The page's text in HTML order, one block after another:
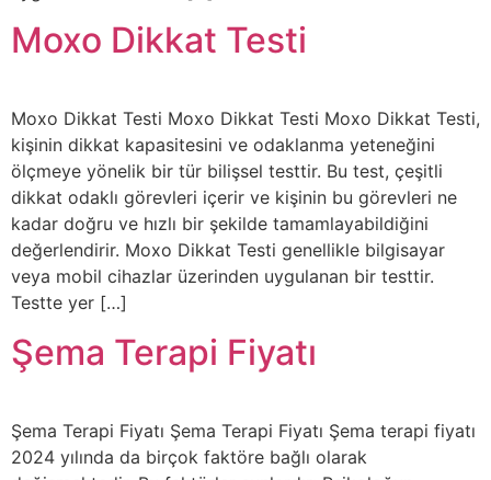
Moxo Dikkat Testi
Moxo Dikkat Testi Moxo Dikkat Testi Moxo Dikkat Testi,
kişinin dikkat kapasitesini ve odaklanma yeteneğini
ölçmeye yönelik bir tür bilişsel testtir. Bu test, çeşitli
dikkat odaklı görevleri içerir ve kişinin bu görevleri ne
kadar doğru ve hızlı bir şekilde tamamlayabildiğini
değerlendirir. Moxo Dikkat Testi genellikle bilgisayar
veya mobil cihazlar üzerinden uygulanan bir testtir.
Testte yer […]
Şema Terapi Fiyatı
Şema Terapi Fiyatı Şema Terapi Fiyatı Şema terapi fiyatı
2024 yılında da birçok faktöre bağlı olarak